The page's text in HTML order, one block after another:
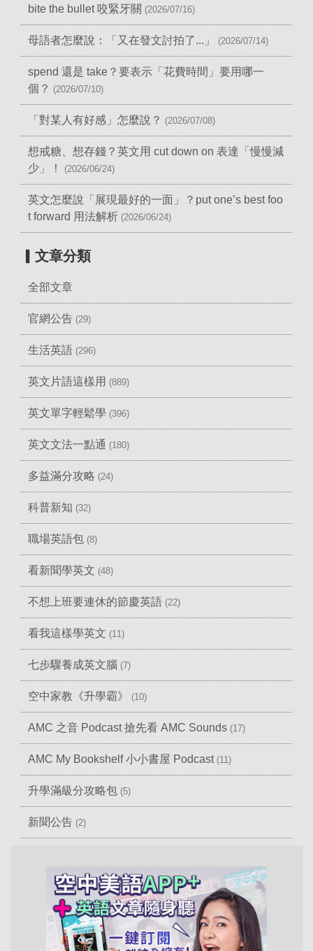
bite the bullet 咬緊牙關 (2026/07/16)
母語者怎麼說：「又在發文討拍了...」 (2026/07/14)
spend 還是 take？要表示「花費時間」要用哪一
個？ (2026/07/10)
「對某人有好感」怎麼說？ (2026/07/08)
想戒糖、想存錢？英文用 cut down on 表達「慢慢減
少」！
(2026/06/24)
英文怎麼說「展現最好的一面」？put one’s best foo
t forward 用法解析 (2026/06/24)
▎文章分類
全部文章
官網公告 (29)
生活英語 (296)
英文片語這樣用 (889)
英文單字輕鬆學 (396)
英文文法一點通 (180)
多益滿分攻略 (24)
科普新知 (32)
職場英語包 (8)
看新聞學英文 (48)
不想上班要連休的節慶英語 (22)
看我這樣學英文 (11)
七步驟養成英文腦 (7)
空中家教《升學霸》 (10)
AMC 之音 Podcast 搶先看 AMC Sounds (17)
AMC My Bookshelf 小小書屋 Podcast (11)
升學滿級分攻略包 (5)
新聞公告 (2)